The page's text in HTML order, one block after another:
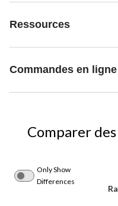
Ressources
Commandes en
Comparer
Only Show
Differences